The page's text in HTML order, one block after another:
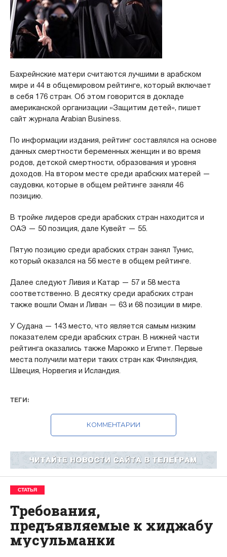
Бахрейнские матери считаются лучшими в арабском
мире и 44 в общемировом рейтинге, который включает
в себя 176 стран. Об этом говорится в докладе
американской организации «Защитим детей», пишет
сайт журнала Arabian Business.
По информации издания, рейтинг составлялся на основе
данных смертности беременных женщин и во время
родов, детской смертности, образования и уровня
доходов. На втором месте среди арабских матерей —
саудовки, которые в общем рейтинге заняли 46
позицию.
В тройке лидеров среди арабских стран находится и
ОАЭ — 50 позиция, дале Кувейт — 55.
Пятую позицию среди арабских стран занял Тунис,
который оказался на 56 месте в общем рейтинге.
Далее следуют Ливия и Катар — 57 и 58 места
соответственно. В десятку среди арабских стран
также вошли Оман и Ливан — 63 и 68 позиции в мире.
У Судана — 143 место, что является самым низким
показателем среди арабских стран. В нижней части
рейтинга оказались также Марокко и Египет. Первые
места получили матери таких стран как Финляндия,
Швеция, Норвегия и Исландия.
ТЕГИ:
КОММЕНТАРИИ
СТАТЬЯ
Требования,
предъявляемые к хиджабу
мусульманки